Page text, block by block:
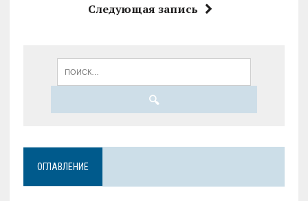
Следующая запись
ОГЛАВЛЕНИЕ